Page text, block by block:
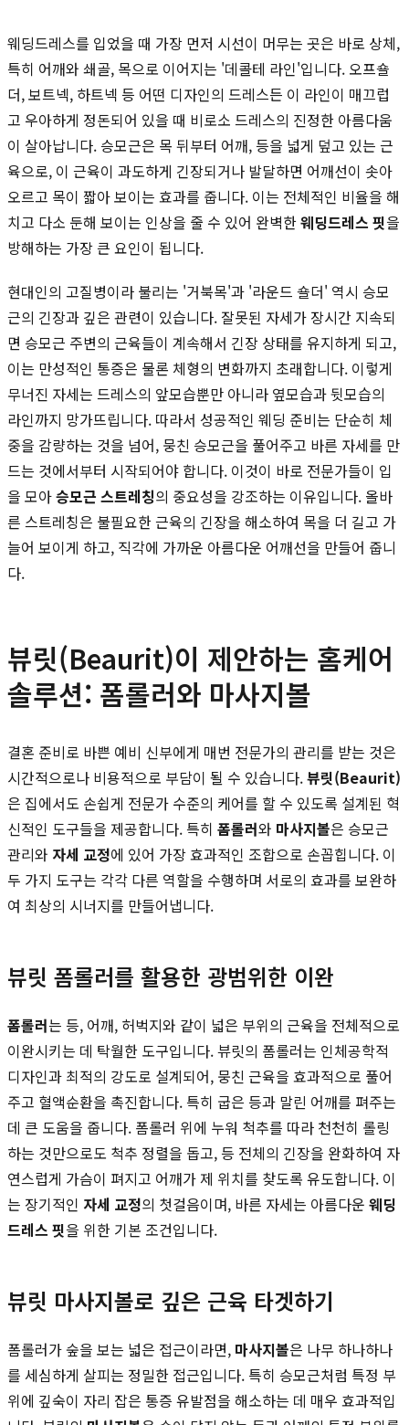
웨딩드레스를 입었을 때 가장 먼저 시선이 머무는 곳은 바로 상체,
특히 어깨와 쇄골, 목으로 이어지는 '데콜테 라인'입니다. 오프숄
더, 보트넥, 하트넥 등 어떤 디자인의 드레스든 이 라인이 매끄럽
고 우아하게 정돈되어 있을 때 비로소 드레스의 진정한 아름다움
이 살아납니다. 승모근은 목 뒤부터 어깨, 등을 넓게 덮고 있는 근
육으로, 이 근육이 과도하게 긴장되거나 발달하면 어깨선이 솟아
오르고 목이 짧아 보이는 효과를 줍니다. 이는 전체적인 비율을 해
치고 다소 둔해 보이는 인상을 줄 수 있어 완벽한웨딩드레스 핏을
방해하는 가장 큰 요인이 됩니다.
현대인의 고질병이라 불리는 '거북목'과 '라운드 숄더' 역시 승모
근의 긴장과 깊은 관련이 있습니다. 잘못된 자세가 장시간 지속되
면 승모근 주변의 근육들이 계속해서 긴장 상태를 유지하게 되고,
이는 만성적인 통증은 물론 체형의 변화까지 초래합니다. 이렇게
무너진 자세는 드레스의 앞모습뿐만 아니라 옆모습과 뒷모습의
라인까지 망가뜨립니다. 따라서 성공적인 웨딩 준비는 단순히 체
중을 감량하는 것을 넘어, 뭉친 승모근을 풀어주고 바른 자세를 만
드는 것에서부터 시작되어야 합니다. 이것이 바로 전문가들이 입
을 모아승모근 스트레칭의 중요성을 강조하는 이유입니다. 올바
른 스트레칭은 불필요한 근육의 긴장을 해소하여 목을 더 길고 가
늘어 보이게 하고, 직각에 가까운 아름다운 어깨선을 만들어 줍니
다.
뷰릿(Beaurit)이 제안하는 홈케어
솔루션: 폼롤러와 마사지볼
결혼 준비로 바쁜 예비 신부에게 매번 전문가의 관리를 받는 것은
시간적으로나 비용적으로 부담이 될 수 있습니다.뷰릿(Beaurit)
은 집에서도 손쉽게 전문가 수준의 케어를 할 수 있도록 설계된 혁
신적인 도구들을 제공합니다. 특히 폼롤러와 마사지볼은 승모근
관리와 자세 교정에 있어 가장 효과적인 조합으로 손꼽힙니다. 이
두 가지 도구는 각각 다른 역할을 수행하며 서로의 효과를 보완하
여 최상의 시너지를 만들어냅니다.
뷰릿 폼롤러를 활용한 광범위한 이완
폼롤러는 등, 어깨, 허벅지와 같이 넓은 부위의 근육을 전체적으로
이완시키는 데 탁월한 도구입니다. 뷰릿의 폼롤러는 인체공학적
디자인과 최적의 강도로 설계되어, 뭉친 근육을 효과적으로 풀어
주고 혈액순환을 촉진합니다. 특히 굽은 등과 말린 어깨를 펴주는
데 큰 도움을 줍니다. 폼롤러 위에 누워 척추를 따라 천천히 롤링
하는 것만으로도 척추 정렬을 돕고, 등 전체의 긴장을 완화하여 자
연스럽게 가슴이 펴지고 어깨가 제 위치를 찾도록 유도합니다. 이
는 장기적인 자세 교정의 첫걸음이며, 바른 자세는 아름다운 웨딩
드레스 핏을 위한 기본 조건입니다.
뷰릿 마사지볼로 깊은 근육 타겟하기
폼롤러가 숲을 보는 넓은 접근이라면, 마사지볼은 나무 하나하나
를 세심하게 살피는 정밀한 접근입니다. 특히 승모근처럼 특정 부
위에 깊숙이 자리 잡은 통증 유발점을 해소하는 데 매우 효과적입